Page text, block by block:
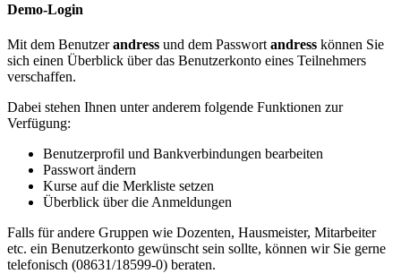
Demo-Login
Mit dem Benutzerandress und dem Passwort andress können Sie
sich einen Überblick über das Benutzerkonto eines Teilnehmers
verschaffen.
Dabei stehen Ihnen unter anderem folgende Funktionen zur
Verfügung:
Benutzerprofil und Bankverbindungen bearbeiten
Passwort ändern
Kurse auf die Merkliste setzen
Überblick über die Anmeldungen
Falls für andere Gruppen wie Dozenten, Hausmeister, Mitarbeiter
etc. ein Benutzerkonto gewünscht sein sollte, können wir Sie gerne
telefonisch (08631/18599-0) beraten.